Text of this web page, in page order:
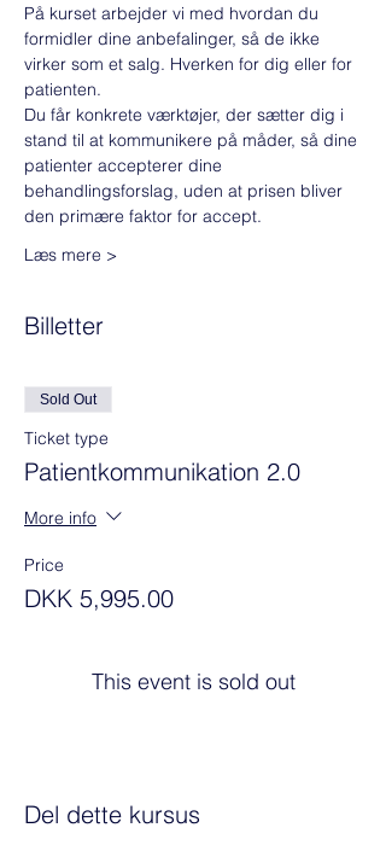
På kurset arbejder vi med hvordan du
formidler dine anbefalinger, så de ikke
virker som et salg. Hverken for dig eller for
patienten.
Du får konkrete værktøjer, der sætter dig i
stand til at kommunikere på måder, så dine
patienter accepterer dine
behandlingsforslag, uden at prisen bliver
den primære faktor for accept.
Læs mere >
Billetter
Sold Out
Ticket type
Patientkommunikation 2.0
More info
Price
DKK 5,995.00
This event is sold out
Del dette kursus